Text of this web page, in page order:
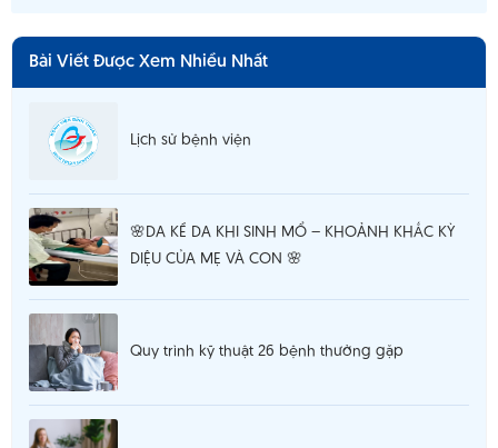
Bài Viết Được Xem Nhiều Nhất
Lịch sử bệnh viện
🌸DA KỀ DA KHI SINH MỔ – KHOẢNH KHẮC KỲ
DIỆU CỦA MẸ VÀ CON 🌸
Quy trình kỹ thuật 26 bệnh thường gặp